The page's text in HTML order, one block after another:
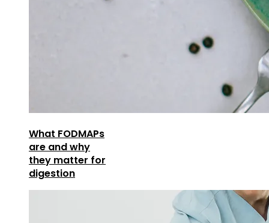
What FODMAPs
are and why
they matter for
digestion